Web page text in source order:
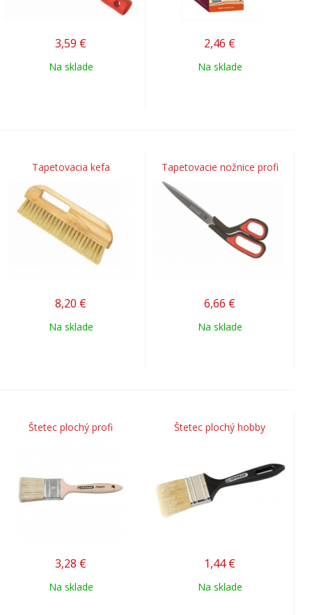
3,59 €
Na sklade
2,46 €
Na sklade
Tapetovacia kefa
8,20 €
Na sklade
Tapetovacie nožnice profi
6,66 €
Na sklade
Štetec plochý profi
3,28 €
Na sklade
Štetec plochý hobby
1,44 €
Na sklade